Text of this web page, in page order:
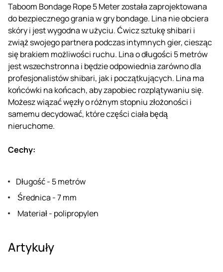
Taboom Bondage Rope 5 Meter została zaprojektowana
do bezpiecznego grania w gry bondage. Lina nie obciera
skóry i jest wygodna w użyciu. Ćwicz sztukę shibari i
zwiąż swojego partnera podczas intymnych gier, ciesząc
się brakiem możliwości ruchu. Lina o długości 5 metrów
jest wszechstronna i będzie odpowiednia zarówno dla
profesjonalistów shibari, jak i początkujących. Lina ma
końcówki na końcach, aby zapobiec rozplątywaniu się.
Możesz wiązać węzły o różnym stopniu złożoności i
samemu decydować, które części ciała będą
nieruchome.
Cechy:
Długość - 5 metrów
Średnica - 7 mm
Materiał - polipropylen
Artykuły